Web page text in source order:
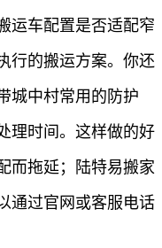
运车配置是否适配窄
行的搬运方案。你还
城中村常用的防护
理时间。这样做的好
而拖延；陆特易搬家
通过官网或客服电话